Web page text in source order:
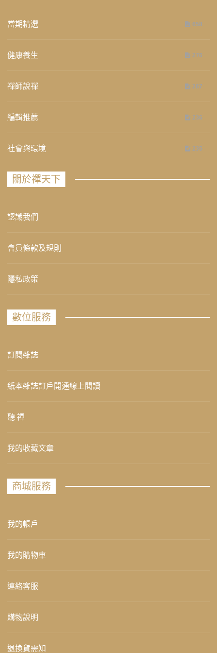
當期精選 658
健康養生 276
禪師說禪 267
編輯推薦 236
社會與環境 235
關於禪天下
認識我們
會員條款及規則
隱私政策
數位服務
訂閱雜誌
紙本雜誌訂戶開通線上閱讀
聽 禪
我的收藏文章
商城服務
我的帳戶
我的購物車
連絡客服
購物說明
退換貨需知